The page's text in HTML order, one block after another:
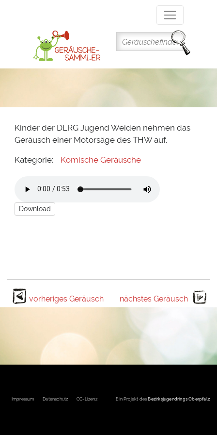
Inhalt
Kinder der DLRG Jugend Weiden nehmen das
Geräusch einer Motorsäge des THW auf.
Kategorie: Komische Geräusche
Download
vorheriges Geräusch nächstes Geräusch
Impressum Datenschutz CC-Lizenz Ein Projekt des Bezirksjugendrings Oberpfalz